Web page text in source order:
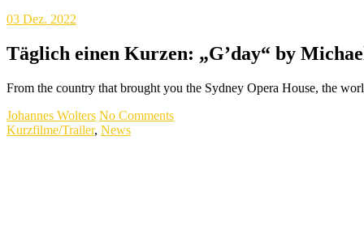
03 Dez. 2022
Täglich einen Kurzen: „G’day“ by
From the country that brought you the Sydney Opera House, the
Johannes Wolters No Comments
Kurzfilme/Trailer, News